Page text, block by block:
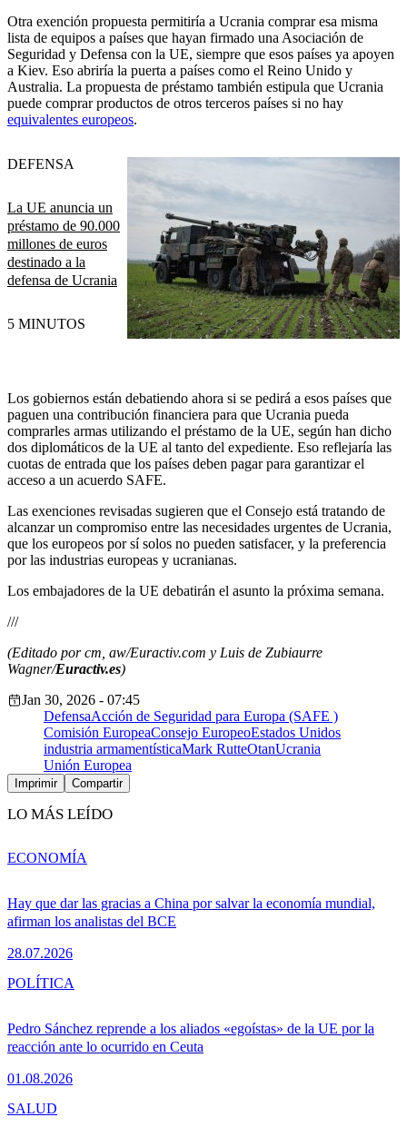
Otra exención propuesta permitiría a Ucrania comprar esa misma
lista de equipos a países que hayan firmado una Asociación de
Seguridad y Defensa con la UE, siempre que esos países ya apoyen
a Kiev. Eso abriría la puerta a países como el Reino Unido y
Australia. La propuesta de préstamo también estipula que Ucrania
puede comprar productos de otros terceros países si no hay
equivalentes europeos.
La UE anuncia un
préstamo de 90.000
millones de euros
destinado a la
defensa de Ucrania
DEFENSA
5 MINUTOS
Los gobiernos están debatiendo ahora si se pedirá a esos países que
paguen una contribución financiera para que Ucrania pueda
comprarles armas utilizando el préstamo de la UE, según han dicho
dos diplomáticos de la UE al tanto del expediente. Eso reflejaría las
cuotas de entrada que los países deben pagar para garantizar el
acceso a un acuerdo SAFE.
Las exenciones revisadas sugieren que el Consejo está tratando de
alcanzar un compromiso entre las necesidades urgentes de Ucrania,
que los europeos por sí solos no pueden satisfacer, y la preferencia
por las industrias europeas y ucranianas.
Los embajadores de la UE debatirán el asunto la próxima semana.
///
(Editado por cm, aw/Euractiv.com y Luis de Zubiaurre
Wagner/Euractiv.es)
Jan 30, 2026 - 07:45
DefensaAcción de Seguridad para Europa (SAFE )
Comisión EuropeaConsejo EuropeoEstados Unidos
industria armamentísticaMark RutteOtanUcrania
Unión Europea
Imprimir Compartir
LO MÁS LEÍDO
Hay que dar las gracias a China por salvar la economía mundial,
afirman los analistas del BCE
28.07.2026
ECONOMÍA
Pedro Sánchez reprende a los aliados «egoístas» de la UE por la
reacción ante lo ocurrido en Ceuta
01.08.2026
POLÍTICA
SALUD